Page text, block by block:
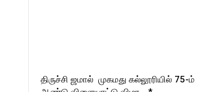
திருச்சி ஜமால் முகமது கல்லூரியில் 75-ம்